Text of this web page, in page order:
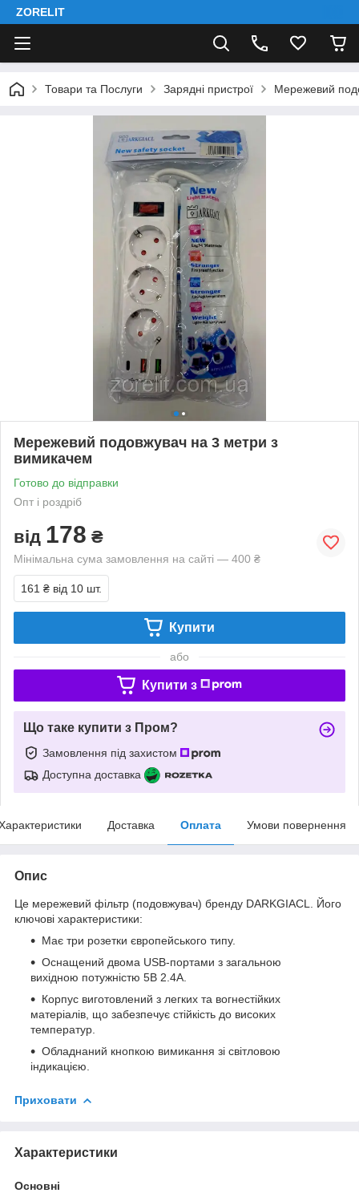
ZORELIT
Товари та Послуги Зарядні пристрої Мережевий
Мережевий подовжувач на 3 метри з
вимикачем
Готово до відправки
Опт і роздріб
від 178 ₴
Мінімальна сума замовлення на сайті — 400 ₴
161 ₴ від 10 шт.
Купити
або
Купити з
Що таке купити з Пром?
Замовлення під захистом
Доступна доставка
Доставка Оплата Умови повернення
Опис
Це мережевий фільтр (подовжувач) бренду DARKGIACL. Його
ключові характеристики:
Має три розетки європейського типу.
Оснащений двома USB-портами з загальною
вихідною потужністю 5В 2.4А.
Корпус виготовлений з легких та вогнестійких
матеріалів, що забезпечує стійкість до високих
температур.
Обладнаний кнопкою вимикання зі світловою
індикацією.
Приховати
Характеристики
Основні